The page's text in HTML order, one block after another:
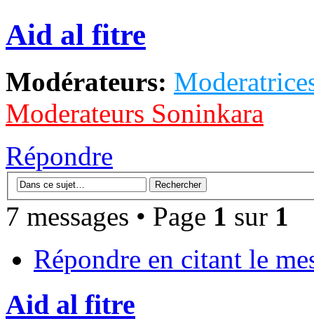
Aid al fitre
Modérateurs:
Moderateurs Soninkara
Répondre
7 messages • Page 1 sur 1
Répondre en citant le
Aid al fitre